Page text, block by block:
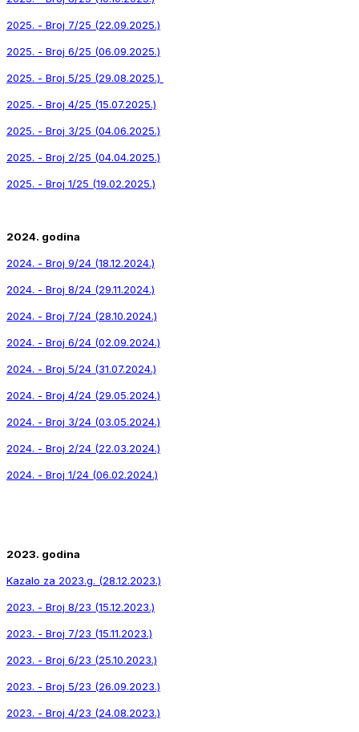
2025. - Broj 7/25 (22.09.2025.)
2025. - Broj 6/25 (06.09.2025.)
2025. - Broj 5/25 (29.08.2025.)
2025. - Broj 4/25 (15.07.2025.)
2025. - Broj 3/25 (04.06.2025.)
2025. - Broj 2/25 (04.04.2025.)
2025. - Broj 1/25 (19.02.2025.)
2024. godina
2024. - Broj 9/24 (18.12.2024.)
2024. - Broj 8/24 (29.11.2024.)
2024. - Broj 7/24 (28.10.2024.)
2024. - Broj 6/24 (02.09.2024.)
2024. - Broj 5/24 (31.07.2024.)
2024. - Broj 4/24 (29.05.2024.)
2024. - Broj 3/24 (03.05.2024.)
2024. - Broj 2/24 (22.03.2024.)
2024. - Broj 1/24 (06.02.2024.)
2023. godina
Kazalo za 2023.g. (28.12.2023.)
2023. - Broj 8/23 (15.12.2023.)
2023. - Broj 7/23 (15.11.2023.)
2023. - Broj 6/23 (25.10.2023.)
2023. - Broj 5/23 (26.09.2023.)
2023. - Broj 4/23 (24.08.2023.)